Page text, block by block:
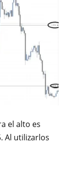
el alto es
Al utilizarlos